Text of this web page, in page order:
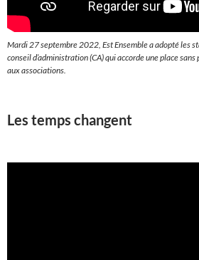
Mardi 27 septembre 2022, Est Ensemble a adopté les
conseil d’administration (CA) qui accorde une place
aux associations.
Les temps changent